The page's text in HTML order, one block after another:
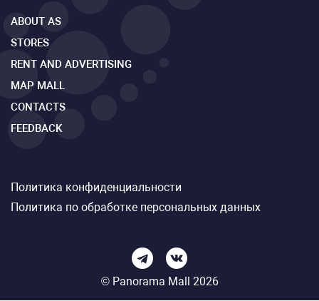
ABOUT AS
STORES
RENT AND ADVERTISING
MAP MALL
CONTACTS
FEEDBACK
Политика конфиденциальности
Политика по обработке персональных данных
© Panorama Mall 2026